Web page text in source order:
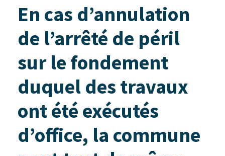
En cas d’annulation
de l’arrêté de péril
sur le fondement
duquel des travaux
ont été exécutés
d’office, la commune